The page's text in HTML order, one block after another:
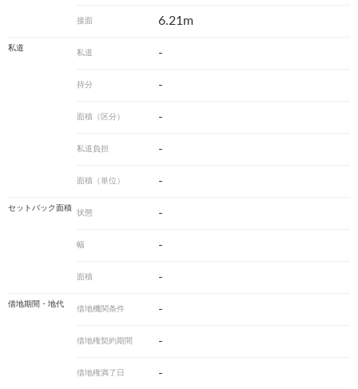
接面 6.21m
私道
私道 -
持分 -
面積（区分） -
私道負担 -
面積（単位） -
セットバック面積
状態 -
幅 -
面積 -
借地期間・地代
借地機関条件 -
借地権契約期間 -
借地権満了日 -